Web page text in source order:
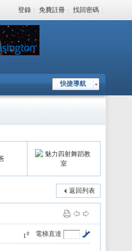
登錄 | 免費註冊 | 找回密碼 |
快捷導航
返回列表
電梯直達
1#